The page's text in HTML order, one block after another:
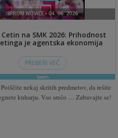
nekaj skritih predmetov, da rešite
kuharju. Vso srečo … Zabavajte se!